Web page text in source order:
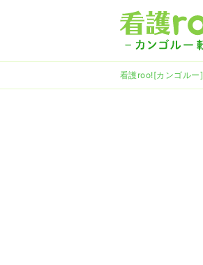
看護roo![カンゴルー]